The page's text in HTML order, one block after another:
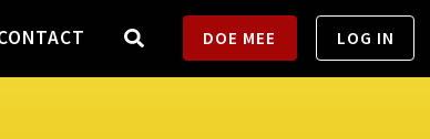
DOE MEE LOG IN